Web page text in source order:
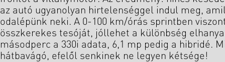
az autó ugyanolyan hirtelenséggel indul meg,
odalépünk neki. A 0-100 km/órás sprintben viszont
összkerekes tesóját, jóllehet a különbség
másodperc a 330i adata, 6,1 mp pedig a hibridé.
hátbavágó, efelől senkinek ne legyen kétsége!